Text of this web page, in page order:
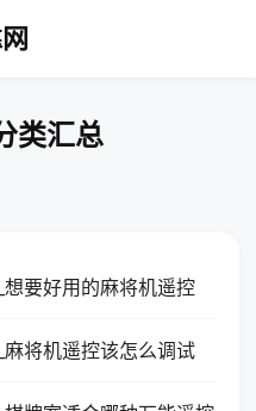
类汇总
要好用的麻将机遥控
将机遥控该怎么调试